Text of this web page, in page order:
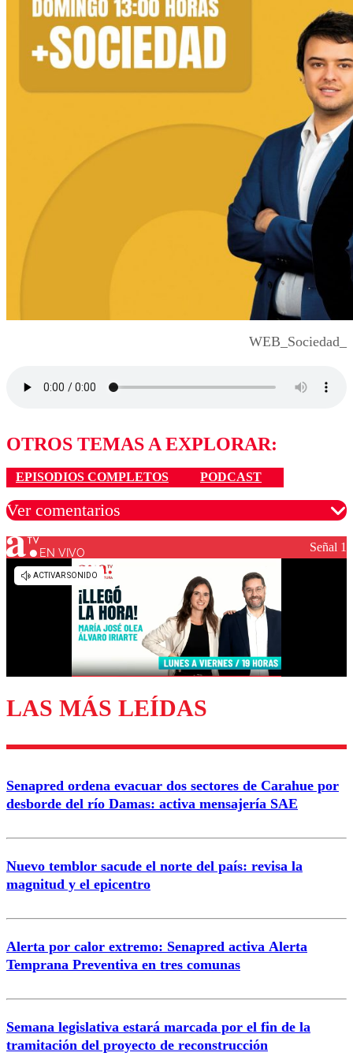
WEB_Sociedad_
OTROS TEMAS A EXPLORAR:
EPISODIOS COMPLETOS PODCAST
Ver comentarios
Los comentarios son moderados para garantizar un
diálogo respetuoso.
Enviar comentario
EN VIVO Señal 1
LAS MÁS LEÍDAS
Senapred ordena evacuar dos sectores de Carahue por
desborde del río Damas: activa mensajería SAE
Nuevo temblor sacude el norte del país: revisa la
magnitud y el epicentro
Alerta por calor extremo: Senapred activa Alerta
Temprana Preventiva en tres comunas
Semana legislativa estará marcada por el fin de la
tramitación del proyecto de reconstrucción